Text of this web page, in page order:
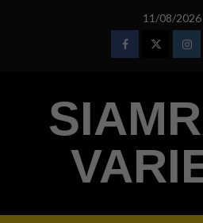
11/08/2026
FacebookTwitter